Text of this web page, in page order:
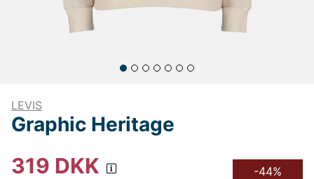
LEVIS
Graphic Heritage
319 DKK -44%